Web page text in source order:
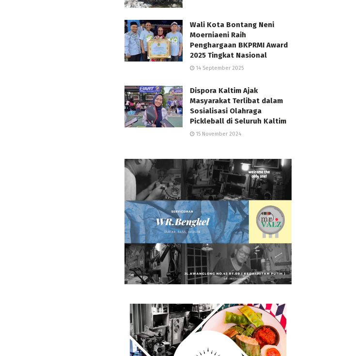
Wali Kota Bontang Neni
Moerniaeni Raih
Penghargaan BKPRMI Award
2025 Tingkat Nasional
14 September 2025
Dispora Kaltim Ajak
Masyarakat Terlibat dalam
Sosialisasi Olahraga
Pickleball di Seluruh Kaltim
15 November 2024